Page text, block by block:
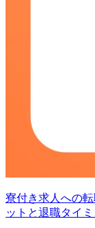
寮付き求人への
ットと退職タイ